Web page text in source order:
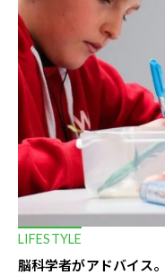
LIFESTYLE
脳科学者がアドバイス